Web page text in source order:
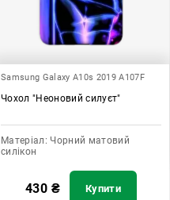
Samsung Galaxy A10s 2019 A107F
Чохол "Неоновий силуєт"
Матеріал: Чорний матовий
силікон
430 ₴ Купити